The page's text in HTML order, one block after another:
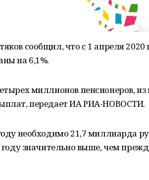
сообщил, что с 1 апреля 2020
на 6,1%.
миллионов пенсионеров, из
передает ИА РИА-НОВОСТИ.
необходимо 21,7 миллиарда
значительно выше, чем